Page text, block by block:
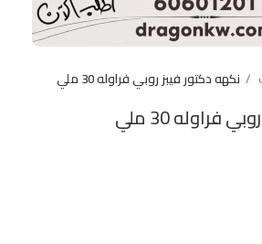
نكهه دكتور فيبز روبي فراوله 30 ملي
30 ملي